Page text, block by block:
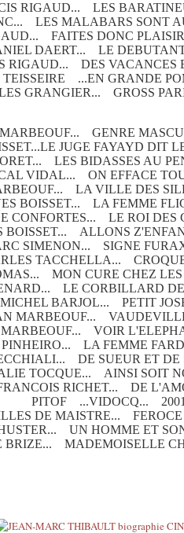
RIGAUD... LES
LES MALABARS SONT
FAITES DONC
DAERT... LE
RIGAUD... DES VACANCES
TEISSEIRE ...EN GRANDE
GRANGIER... GROSS
GENRE
JUGE FAYAYD DIT
LES BIDASSES AU
VIDAL... ON EFFACE
LA VILLE DES
BOISSET... LA FEMME
CONFORTES... LE ROI DES
BOISSET... ALLONS
SIMENON... SIGNE
TACCHELLA...
MON CURE CHEZ
LE CORBILLARD
BARJOL... PETIT
MARBEOUF...
MARBEOUF... VOIR
PINHEIRO... LA FEMME
DE SUEUR ET
TOCQUE... AINSI SOIT
RICHET... DE
PITOF ...VIDOCQ... 2001
DE MAISTRE...
UN HOMME ET
BRIZE... MADEMOISELLE